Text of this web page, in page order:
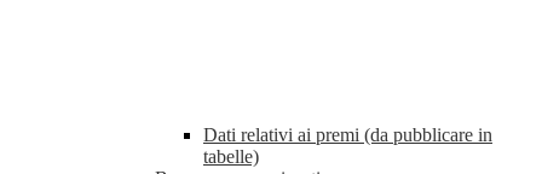
Dati relativi ai premi (da pubblicare in
tabelle)